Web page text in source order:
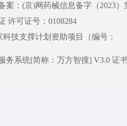
案：(京)网药械信息备字（2023）
许可证号：0108284
技支撑计划资助项目（编号：
务系统[简称：万方智搜] V3.0 证